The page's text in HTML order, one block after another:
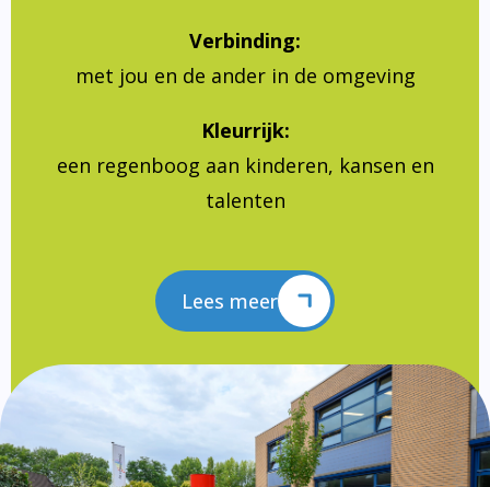
Verbinding:
met jou en de ander in de omgeving
Kleurrijk:
een regenboog aan kinderen, kansen en
talenten
Lees meer